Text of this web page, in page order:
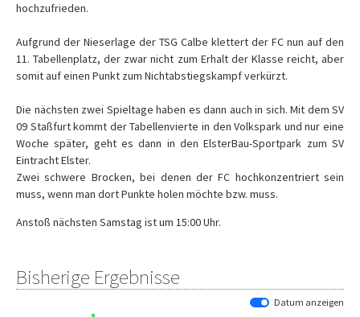
hochzufrieden.
Aufgrund der Nieserlage der TSG Calbe klettert der FC nun auf den
11. Tabellenplatz, der zwar nicht zum Erhalt der Klasse reicht, aber
somit auf einen Punkt zum Nichtabstiegskampf verkürzt.
Die nächsten zwei Spieltage haben es dann auch in sich. Mit dem SV
09 Staßfurt kommt der Tabellenvierte in den Volkspark und nur eine
Woche später, geht es dann in den ElsterBau-Sportpark zum SV
Eintracht Elster.
Zwei schwere Brocken, bei denen der FC hochkonzentriert sein
muss, wenn man dort Punkte holen möchte bzw. muss.
Anstoß nächsten Samstag ist um 15:00 Uhr.
Bisherige Ergebnisse
Datum anzeigen